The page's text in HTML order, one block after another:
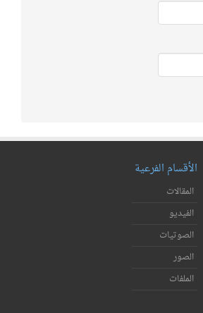
الأقسام الفرعية
المقالات
الفيديو
الصوتيات
الصور
الملفات